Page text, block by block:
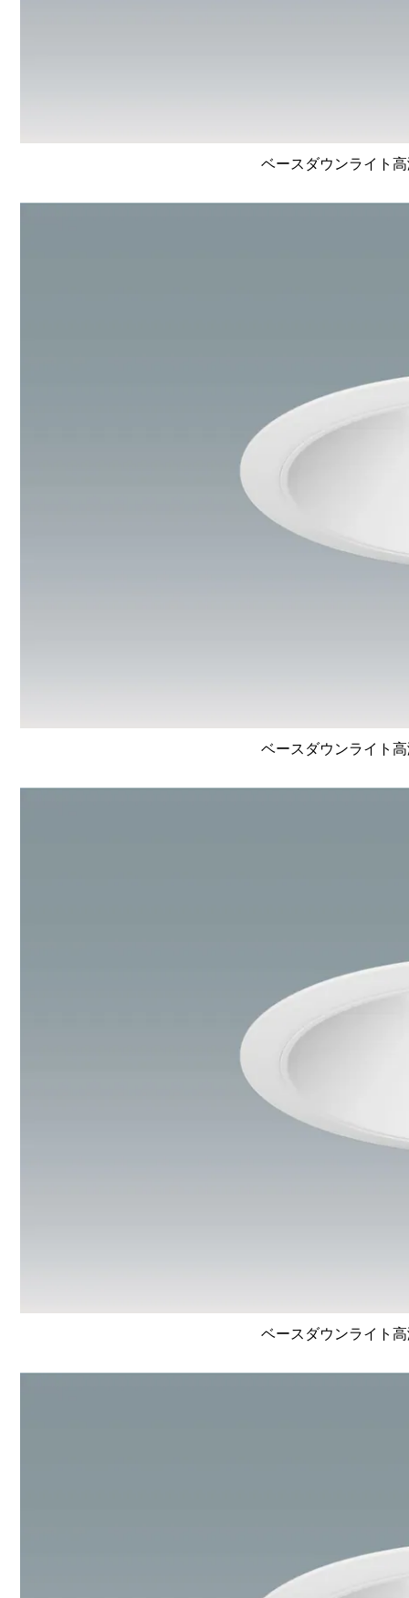
ベースダウンライト
ベースダウンライト
ベースダウンライト